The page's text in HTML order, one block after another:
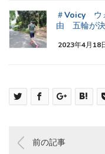
＃Voicy ウ
由 五輪が決
2023年4月18
前の記事